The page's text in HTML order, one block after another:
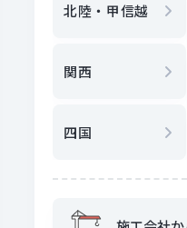
北陸・甲信越
関西
四国